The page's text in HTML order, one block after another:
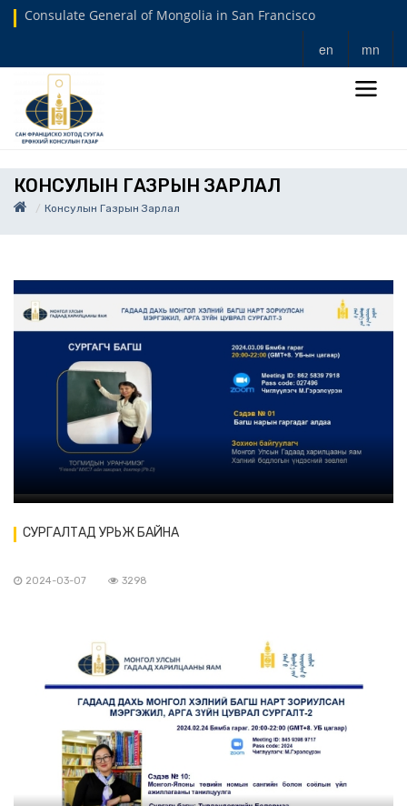
Consulate General of Mongolia in San Francisco
en mn
КОНСУЛЫН ГАЗРЫН ЗАРЛАЛ
Консулын Газрын Зарлал
СУРГАЛТАД УРЬЖ БАЙНА
2024-03-07 3298